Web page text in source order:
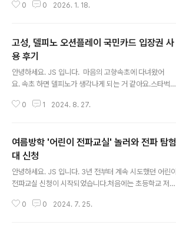
진행할지는 고민입니다. 아들은 한국에서 시즌1을 마무리
모르죠.아들은 졸업식 연사에서 아름다운 한국에서 초등학
교를 졸업하게 되어 행복하다고 했습니다. 정말 힘들고, 어
렵고, 좌절하고, 시기와 질투가 많아서 힘들었던 기억은 잊
어버렸으면 좋겠습니다. 시즌2 시작을 위해 항공기 탑승저
인천공항 T1 에서 T2로 이동해서 1박을 공항 인근 호텔에
0 0 2026. 1. 18.
고성, 델피노 오션플레이 국민카드 입장권 사
용 후기
안녕하세요. JS 입니다. 마음의 고향속초에 다녀왔어
요. 속초 하면 델피노가 생각나게 되는 거 같아요.스타벅스
크가 있기 때문이죠! 한화 리조트에도 큰~ 워터파크가 있
치해 있어요.속초와 고성의 중간이라고 해야 할까요? 오션
플레이실외, 실내존다양한 놀이 시설이 준비되어 있어요.
있을 건 다 있는 곳~!저는 사우나를 추천드려요.야외 사우
나를 나가시면 경치 정말 좋아요.시원한 바람~ 따뜻한 온
미들시즌으로 나눠 있고, 가격이 상당합니다.어른 62,000
0 1 2024. 8. 27.
여름방학 '어린이 전파교실' 놀러와 전파 탐험
대 신청
안녕하세요. JS 입니다. 3년 전부터 계속 시도했던 어린이
전파교실 신청이 시작되었습니다.처음에는 초등학교 저학
이 되어도 연령 제한으로 신청이 취소되기도 했습니다. 2
0 0 2024. 7. 25.